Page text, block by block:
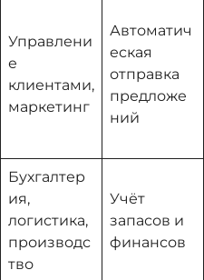
Управлени
е
клиентами,
маркетинг
Автоматич
еская
отправка
предложе
ний
Бухгалтер
ия,
логистика,
производс
тво
Учёт
запасов и
финансов